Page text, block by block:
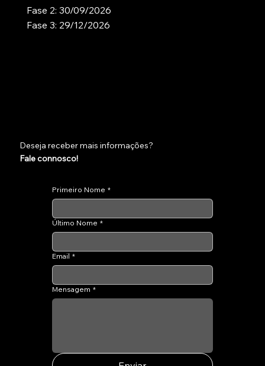
Fase 2: 30/09/2026
Fase 3: 29/12/2026
Deseja receber mais informações?
Fale connosco!
Primeiro Nome *
Último Nome *
Email *
Mensagem *